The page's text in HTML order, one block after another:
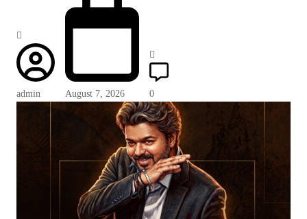
admin August 7, 2026 0